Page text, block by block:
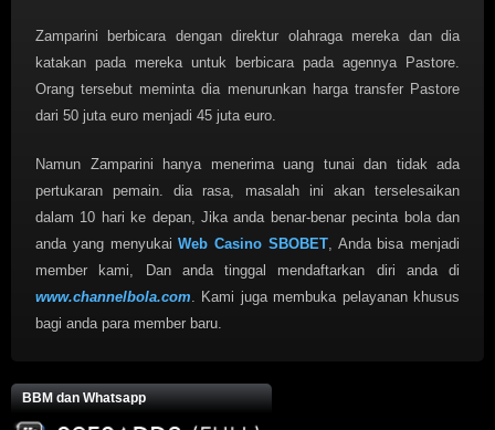
Zamparini berbicara dengan direktur olahraga mereka dan dia
katakan pada mereka untuk berbicara pada agennya Pastore.
Orang tersebut meminta dia menurunkan harga transfer Pastore
dari 50 juta euro menjadi 45 juta euro.
Namun Zamparini hanya menerima uang tunai dan tidak ada
pertukaran pemain. dia rasa, masalah ini akan terselesaikan
dalam 10 hari ke depan, Jika anda benar-benar pecinta bola dan
anda yang menyukaiWeb Casino SBOBET, Anda bisa menjadi
member kami, Dan anda tinggal mendaftarkan diri anda di
www.channelbola.com . Kami juga membuka pelayanan khusus
bagi anda para member baru.
BBM dan Whatsapp